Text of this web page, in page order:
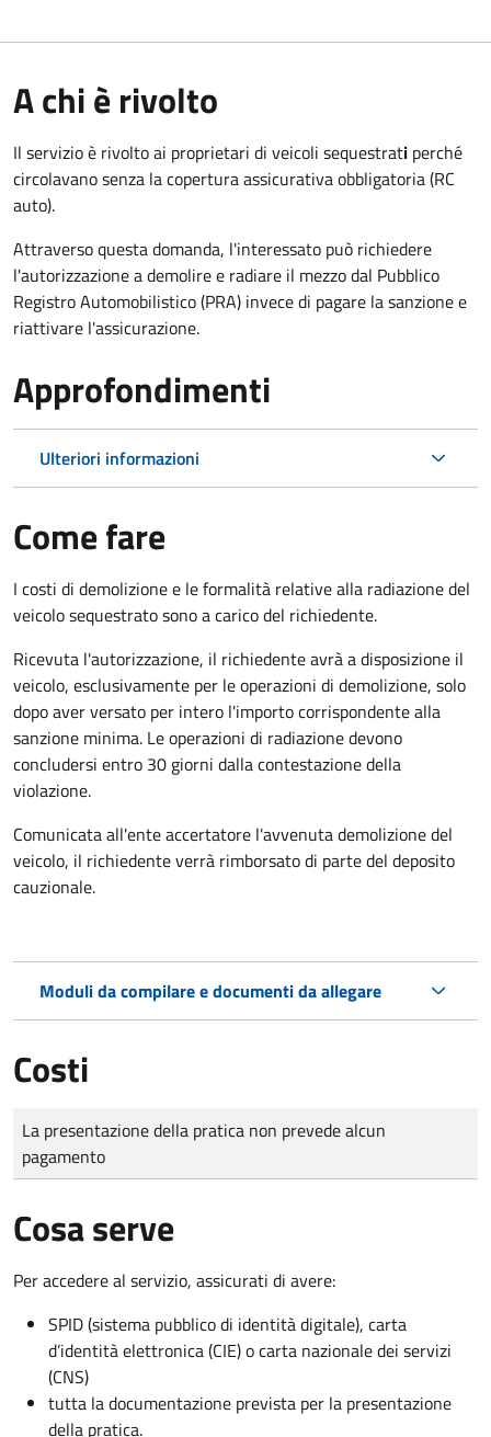
A chi è rivolto
Il servizio è rivolto ai proprietari di veicoli sequestrati perché
circolavano senza la copertura assicurativa obbligatoria (RC
auto).
Attraverso questa domanda, l'interessato può richiedere
l'autorizzazione a demolire e radiare il mezzo dal Pubblico
Registro Automobilistico (PRA) invece di pagare la sanzione e
riattivare l'assicurazione.
Approfondimenti
Ulteriori informazioni
Come fare
I costi di demolizione e le formalità relative alla radiazione del
veicolo sequestrato sono a carico del richiedente.
Ricevuta l'autorizzazione, il richiedente avrà a disposizione il
veicolo, esclusivamente per le operazioni di demolizione, solo
dopo aver versato per intero l'importo corrispondente alla
sanzione minima. Le operazioni di radiazione devono
concludersi entro 30 giorni dalla contestazione della
violazione.
Comunicata all'ente accertatore l'avvenuta demolizione del
veicolo, il richiedente verrà rimborsato di parte del deposito
cauzionale.
Moduli da compilare e documenti da allegare
Costi
Tipo di pagamento
Importo
La presentazione della pratica non prevede alcun
pagamento
Cosa serve
Per accedere al servizio, assicurati di avere:
SPID (sistema pubblico di identità digitale), carta
d’identità elettronica (CIE) o carta nazionale dei servizi
(CNS)
tutta la documentazione prevista per la presentazione
della pratica.